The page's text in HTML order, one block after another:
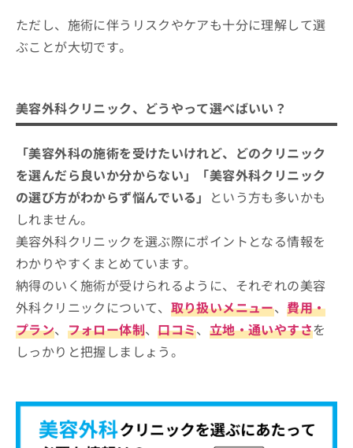
6．飯尾形成外科クリニック
7．グラシアクリニック
10．クリニーク福岡天神
【美容外科の基礎知識】これを知ってから美容
外科の施術を検討しよう！
知っておきたい！美容外科の代表的なメニュー
体の施術メニュー
1．豊胸術
2．脂肪吸引
3．婦人科形成
4．ヒップアップ術
5．痩身・ダイエット治療
顔の施術メニュー
1．二重まぶた形成
2．鼻の整形
3．フェイスリフト
肌の施術メニュー
1．レーザー治療
2．ヒアルロン酸注射
5．美白治療
その他の施術メニュー
1．医療脱毛
3．ほくろ・いぼ除去
4．タトゥー除去
まとめ：横浜市のおすすめの美容外科クリニッ
ク10選
ただし、施術に伴うリスクやケアも十分に理解して選
ぶことが大切です。
美容外科クリニック、どうやって選べばいい？
「美容外科の施術を受けたいけれど、どのクリニック
を選んだら良いか分からない」「美容外科クリニック
の選び方がわからず悩んでいる」 という方も多いかも
しれません。
美容外科クリニックを選ぶ際にポイントとなる情報を
わかりやすくまとめています。
納得のいく施術が受けられるように、それぞれの美容
外科クリニックについて、 取り扱いメニュー、費用・
プラン、 フォロー体制、口コミ、 立地・通いやすさを
しっかりと把握しましょう。
こ
ち
ら
の
他
お
問
い
合
わ
せ
は
こ
ち
ら
は
ち